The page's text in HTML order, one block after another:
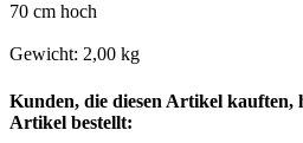
70 cm hoch
Gewicht: 2,00 kg
Kunden, die diesen Artikel kauften,
Artikel bestellt: